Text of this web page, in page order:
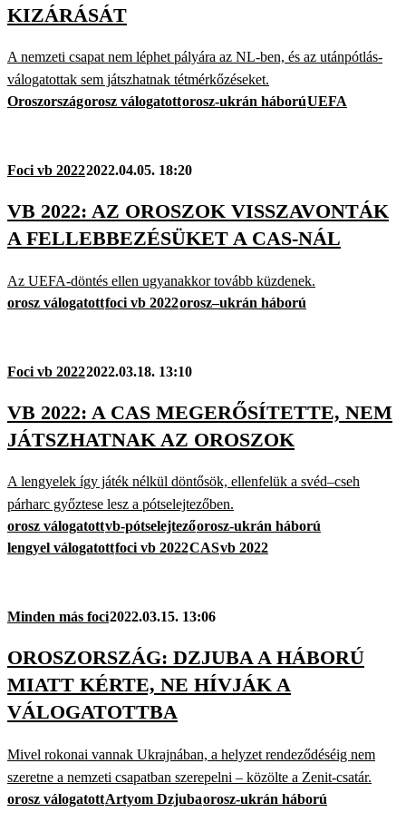
KIZÁRÁSÁT
A nemzeti csapat nem léphet pályára az NL-ben, és az utánpótlás-
válogatottak sem játszhatnak tétmérkőzéseket.
Oroszországorosz válogatottorosz-ukrán háborúUEFA
Foci vb 20222022.04.05. 18:20
VB 2022: AZ OROSZOK VISSZAVONTÁK
A FELLEBBEZÉSÜKET A CAS-NÁL
Az UEFA-döntés ellen ugyanakkor tovább küzdenek.
orosz válogatottfoci vb 2022orosz–ukrán háború
Foci vb 20222022.03.18. 13:10
VB 2022: A CAS MEGERŐSÍTETTE, NEM
JÁTSZHATNAK AZ OROSZOK
A lengyelek így játék nélkül döntősök, ellenfelük a svéd–cseh
párharc győztese lesz a pótselejtezőben.
orosz válogatottvb-pótselejtezőorosz-ukrán háború
lengyel válogatottfoci vb 2022CASvb 2022
Minden más foci2022.03.15. 13:06
OROSZORSZÁG: DZJUBA A HÁBORÚ
MIATT KÉRTE, NE HÍVJÁK A
VÁLOGATOTTBA
Mivel rokonai vannak Ukrajnában, a helyzet rendeződéséig nem
szeretne a nemzeti csapatban szerepelni – közölte a Zenit-csatár.
orosz válogatottArtyom Dzjubaorosz-ukrán háború